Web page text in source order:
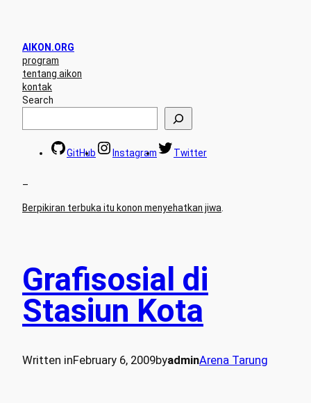
AIKON.ORG
program
tentang aikon
kontak
Search
GitHub Instagram Twitter
–
Berpikiran terbuka itu konon menyehatkan jiwa
Grafisosial di
Stasiun Kota
Written inFebruary 6, 2009byadminArena Tarung